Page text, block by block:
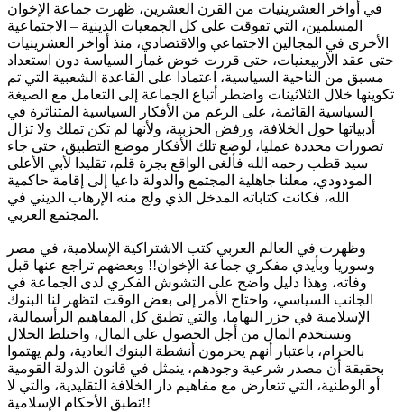
في أواخر العشرينيات من القرن العشرين، ظهرت جماعة الإخوان
المسلمين، التي تفوقت على كل الجمعيات الدينية – الاجتماعية
الأخرى في المجالين الاجتماعي والاقتصادي، منذ أواخر العشرينيات
حتى عقد الأربيعنيات، حتى قررت خوض غمار السياسة دون استعداد
مسبق من الناحية السياسية، اعتمادا على القاعدة الشعبية التي تم
تكوينها خلال الثلاثينات واضطر أتباع الجماعة إلى التعامل مع الصيغة
السياسية القائمة، على الرغم من الأفكار السياسية المتناثرة في
أدبياتها حول الخلافة، ورفض الحزبية، ولأنها لم تكن تملك ولا تزال
تصورات محددة عمليا، لوضع تلك الأفكار موضع التطبيق، حتى جاء
سيد قطب رحمه الله فألغى الواقع بجرة قلم، تقليدا لأبي الأعلى
المودودي، معلنا جاهلية المجتمع والدولة داعيا إلى إقامة حاكمية
الله، فكانت كتاباته المدخل الذي ولج منه الإرهاب الديني في
المجتمع العربي.
وظهرت في العالم العربي كتب الاشتراكية الإسلامية، في مصر
وسوريا وبأيدي مفكري جماعة الإخوان!! وبعضهم تراجع عنها قبل
وفاته، وهذا دليل واضح على التشوش الفكري لدى الجماعة في
الجانب السياسي، واحتاج الأمر إلى بعض الوقت لتظهر لنا البنوك
الإسلامية في جزر البهاما، والتي تطبق كل المفاهيم الرأسمالية،
وتستخدم المال من أجل الحصول على المال، واختلط الحلال
بالحرام، باعتبار أنهم يحرمون أنشطة البنوك العادية، ولم يهتموا
بحقيقة أن مصدر شرعية وجودهم، يتمثل في قانون الدولة القومية
أو الوطنية، التي تتعارض مع مفاهيم دار الخلافة التقليدية، والتي لا
تطبق الأحكام الإسلامية!!